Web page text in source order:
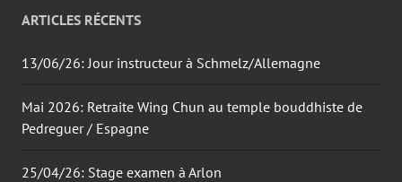
ARTICLES RÉCENTS
13/06/26: Jour instructeur à Schmelz/Allemagne
Mai 2026: Retraite Wing Chun au temple bouddhiste de
Pedreguer / Espagne
25/04/26: Stage examen à Arlon